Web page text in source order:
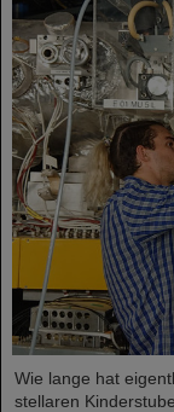
Wie lange hat
stellaren